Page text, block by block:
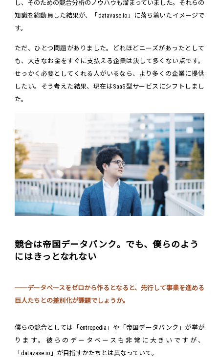
し、そのための競合分析のノウハウも溜まっていました。それらの
知識を総動員した結果が、「datavase.io」に落ち着いたイメージで
す。
ただ、ひとつ問題がありました。どれほどニーズがあったとして
も、大きなお金をすぐに支払える企業は決して多くない点です。
せっかく必要としてくれる人がいるなら、より多くの企業に提供
したい。そう考えた結果、現在はSaaS型サービスにシフトしまし
た。
競合は帝国データバンク。でも、僕らのよう
にはきっとなれない
──データベースをゼロから作るとなると、先行して事業を進める
巨人たちとの差別化が課題でしょうか。
僕らの競合としては「entrepedia」や「帝国データバンク」が挙が
ります。彼らのデータベースも非常に大きいですが、
「datavase.io」が目指すかたちとは異なっていて。